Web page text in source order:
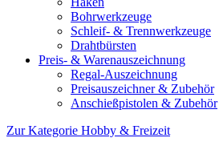
Bohrwerkzeuge
Schleif- & Trennwerkzeuge
Drahtbürsten
Preis- & Warenauszeichnung
Regal-Auszeichnung
Preisauszeichner & Zubehör
Anschießpistolen & Zubehör
Zur Kategorie Hobby & Freizeit